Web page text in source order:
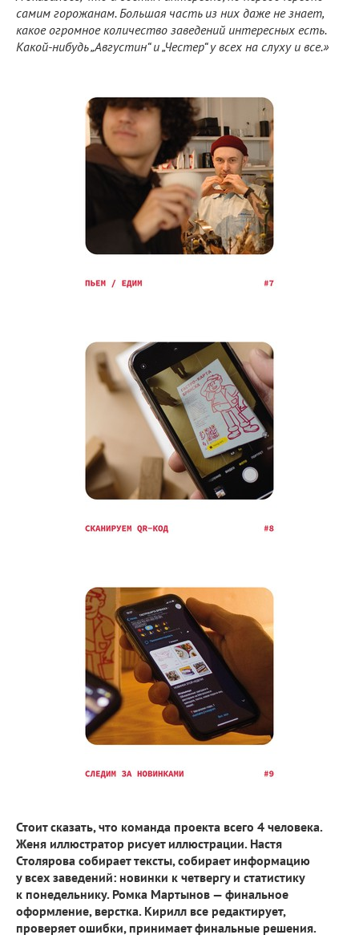
самим горожанам. Большая часть из них даже не знает,
какое огромное количество заведений интересных есть.
Какой-нибудь„Августин“ и „Честер“ у всех на слуху и все.»
Стоит сказать, что команда проекта всего 4 человека.
Женя иллюстратор рисует иллюстрации. Настя
Столярова собирает тексты, собирает информацию
у всех заведений: новинки к четвергу и статистику
к понедельнику. Ромка Мартынов — финальное
оформление, верстка. Кирилл все редактирует,
проверяет ошибки, принимает финальные решения.